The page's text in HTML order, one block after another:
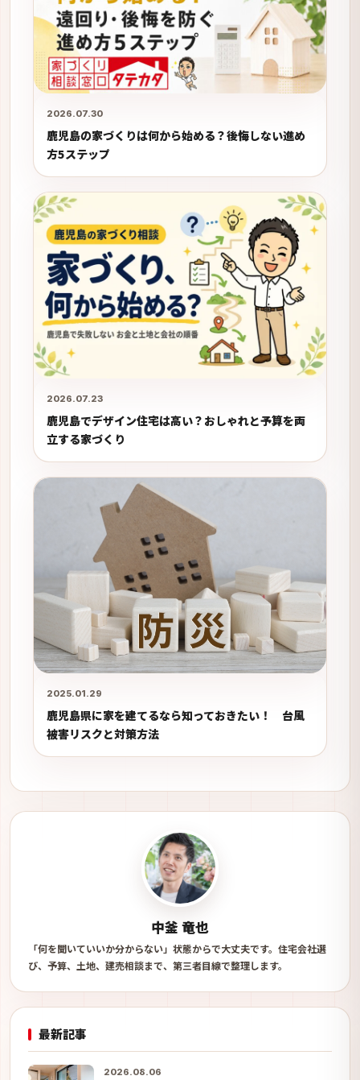
2026.07.30
鹿児島の家づくりは何から始める？後悔しない進め
方5ステップ
2026.07.23
鹿児島でデザイン住宅は高い？おしゃれと予算を両
立する家づくり
2025.01.29
鹿児島県に家を建てるなら知っておきたい！ 台風
被害リスクと対策方法
中釜 竜也
「何を聞いていいか分からない」状態からで大丈夫です。住宅会社選
び、予算、土地、建売相談まで、第三者目線で整理します。
最新記事
2026.08.06